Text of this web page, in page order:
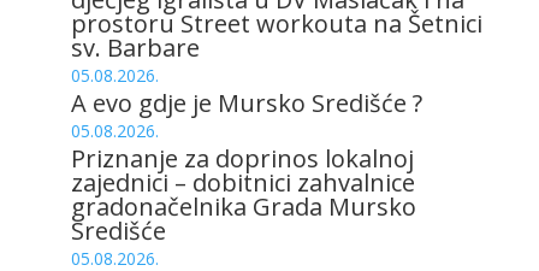
prostoru Street workouta na Šetnici
sv. Barbare
05.08.2026.
A evo gdje je Mursko Središće ?
05.08.2026.
Priznanje za doprinos lokalnoj
zajednici – dobitnici zahvalnice
gradonačelnika Grada Mursko
Središće
05.08.2026.